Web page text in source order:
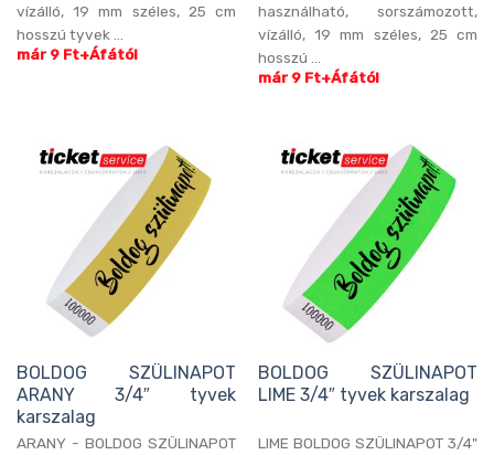
vízálló, 19 mm széles, 25 cm
hosszú tyvek ...
már 9 Ft+Áfától
használható, sorszámozott,
vízálló, 19 mm széles, 25 cm
hosszú ...
már 9 Ft+Áfától
BOLDOG SZÜLINAPOT
ARANY 3/4″ tyvek
karszalag
ARANY - BOLDOG SZÜLINAPOT
BOLDOG SZÜLINAPOT
LIME 3/4″ tyvek karszalag
LIME BOLDOG SZÜLINAPOT 3/4"